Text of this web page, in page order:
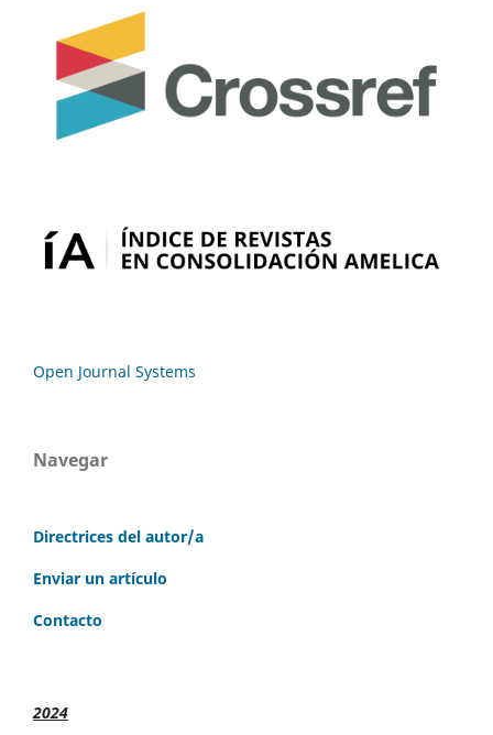
Open Journal Systems
Navegar
Directrices del autor/a
Enviar un artículo
Contacto
2024